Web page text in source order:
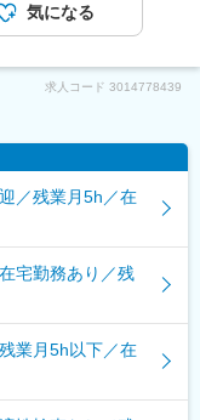
気になる
求人コード 3014778439
／残業月5h／在
宅勤務あり／残
業月5h以下／在